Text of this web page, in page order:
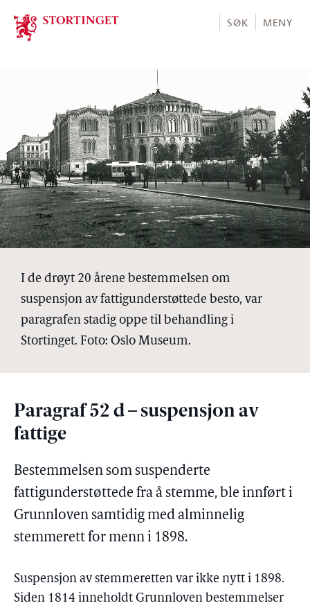
Stortinget.no
SØK MENY
I de drøyt 20 årene bestemmelsen om
suspensjon av fattigunderstøttede besto, var
paragrafen stadig oppe til behandling i
Stortinget. Foto: Oslo Museum.
Paragraf 52 d – suspensjon av
fattige
Bestemmelsen som suspenderte
fattigunderstøttede fra å stemme, ble innført i
Grunnloven samtidig med alminnelig
stemmerett for menn i 1898.
Suspensjon av stemmeretten var ikke nytt i 1898.
Siden 1814 inneholdt Grunnloven bestemmelser